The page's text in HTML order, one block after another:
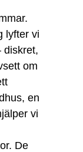
lyfter vi
diskret,
om
en
vi
De